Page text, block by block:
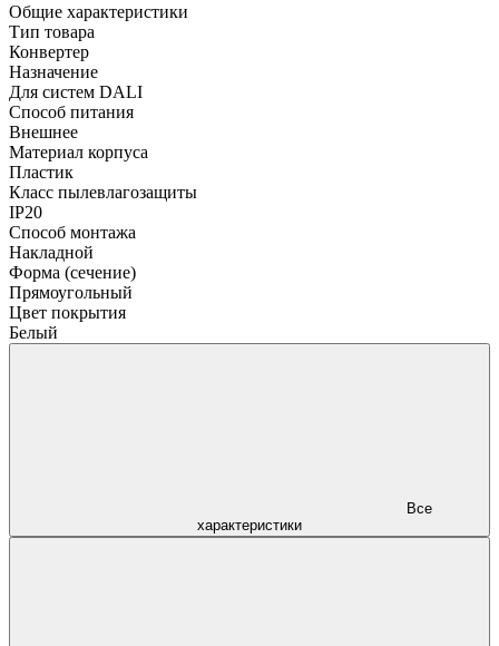
Общие характеристики
Тип товара
Конвертер
Назначение
Для систем DALI
Способ питания
Внешнее
Материал корпуса
Пластик
Класс пылевлагозащиты
IP20
Способ монтажа
Накладной
Форма (сечение)
Прямоугольный
Цвет покрытия
Белый
характеристики